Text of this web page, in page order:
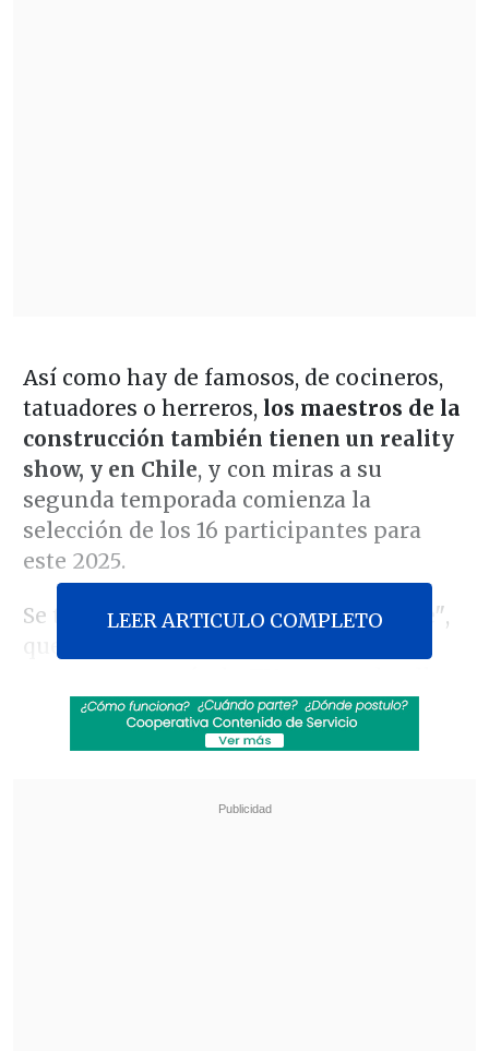
Así como hay de famosos, de cocineros,
tatuadores o herreros, los maestros de la
construcción también tienen un reality
show, y en Chile, y con miras a su
segunda temporada comienza la
selección de los 16 participantes para
este 2025.
Se trata de"El Mejor Maestro de Chile",
que se emitirá durante el segundo
su producción- busca "celebrar el oficio,
destacar el profesionalismo y visibilizar
maestros en la construcción de un mejor
LEER ARTICULO COMPLETO